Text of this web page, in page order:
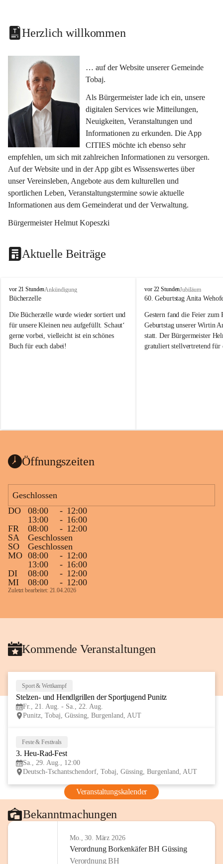
Herzlich willkommen
… auf der Website unserer Gemeinde
Tobaj.
Als Bürgermeister lade ich ein, unsere
digitalen Services wie Mitteilungen,
Neuigkeiten, Veranstaltungen und
Informationen zu erkunden. Die App
CITIES möchte ich ebenso sehr
empfehlen, um sich mit zahlreichen Informationen zu versorgen.
Auf der Website und in der App gibt es Wissenswertes über
unser Vereinsleben, Angebote aus dem kulturellen und
sportlichen Leben, Veranstaltungstermine sowie aktuelle
Informationen aus dem Gemeinderat und der Verwaltung.
Bürgermeister Helmut Kopeszki
Aktuelle Beiträge
T
o
a
j
vor 21 StundenAnkündigung
Bücherzelle
Die Bücherzelle wurde wieder sortiert und
für unsere Kleinen neu aufgefüllt. Schaut‘
gerne vorbei, vielleicht ist ein schönes
Buch für euch dabei!
Wanduhr (!) benutzt und musste
Das Gemeindeamt freut sich sehr über die
Spende >lesenswerter< Bücher und
vorsortiert in die Bücherzelle eingeräumt
werden können.
Gleichzeitig möchten wir uns bei all Jenen
sehr herzlich bedanken, die bereits viele
tolle Bücher spendiert haben.
T
o
a
j
vor 22 StundenJubiläum
60. Geburtstag Anita
Gestern fand die Feier zum
Geburtstag unserer Wirtin
statt. Der Bürgermeister
gratuliert stellvertretend für
Gesundheit, Gelassenheit
Öffnungszeiten
Geschlossen
DO
08:00 - 12:00
13:00
- 16:00
FR
08:00 - 12:00
SA
Geschlossen
SO
Geschlossen
MO 08:00 - 12:00
13:00
- 16:00
DI
08:00 - 12:00
MI
08:00 - 12:00
Zuletzt bearbeitet: 21.04.2026
Kommende Veranstaltungen
Sport & Wettkampf
Stelzen- und Hendlgrillen der Sportjugend Punitz
Fr., 21. Aug. - Sa., 22. Aug.
Punitz, Tobaj, Güssing, Burgenland, AUT
Feste & Festivals
3. Heu-Rad-Fest
Sa., 29. Aug., 12:00
Deutsch-Tschantschendorf, Tobaj, Güssing, Burgenland, AUT
Veranstaltungskalender
Bekanntmachungen
Mo., 30. März 2026
Verordnung Borkenkäfer BH Güssing
Verordnung BH